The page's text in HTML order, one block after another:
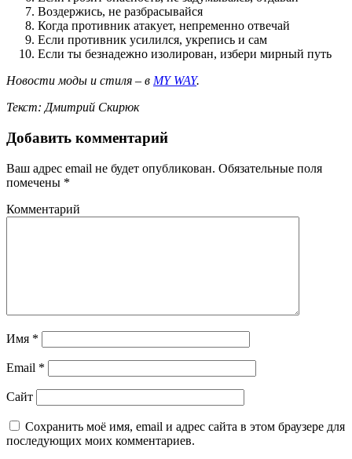
Воздержись, не разбрасывайся
Когда противник атакует, непременно отвечай
Если противник усилился, укрепись и сам
Если ты безнадежно изолирован, избери мирный путь
Новости моды и стиля – в MY WAY.
Текст: Дмитрий Скирюк
Добавить комментарий
Ваш адрес email не будет опубликован. Обязательные поля
помечены *
Комментарий
Имя *
Email *
Сайт
Сохранить моё имя, email и адрес сайта в этом браузере для
последующих моих комментариев.